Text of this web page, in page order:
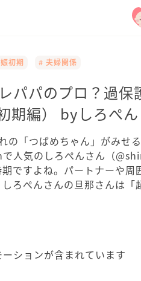
初期 # 夫婦関係
パパのプロ？過
期編） byしろぺん
の「つばめちゃん」がみせ
人気のしろぺんさん（
ですよね。パートナーや
ろぺんさんの旦那さんは「
ションが含まれています